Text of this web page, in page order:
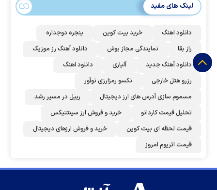
لینک های مفید
دانلود اهنگ خرید بیت کوین
پنجره دوجداره
راز بقا
نمایندگی مجاز بوش
دانلود آهنگ رز‌ موزیک
دانلود آهنگ جدید
آلپاری
دانلود اهنگ
رزرو هتل خارجی
نکسو رمزارزی نوآور
مسموم سازی آدرس های ارز دیجیتال
ریپل در مسیر رشد
تحلیل قیمت کاردانو
خرید و فروش ارز سینتتیکس
قیمت لحظه ای بیت کوین
خرید و فروش ارزهای دیجیتال
قیمت اتریوم امروز